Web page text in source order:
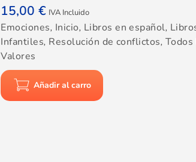
15,00€ IVA Incluido
Emociones, Inicio, Libros en español,
Infantiles, Resolución de conflictos,
Valores
Añadir al carro